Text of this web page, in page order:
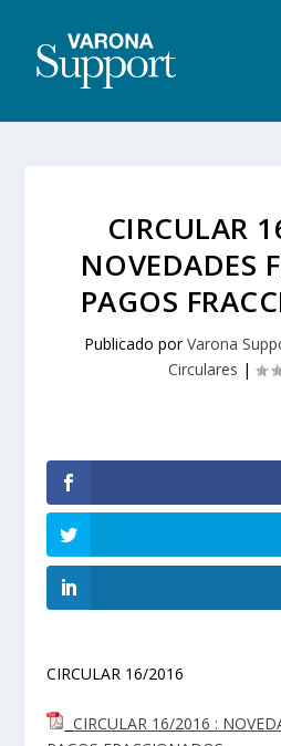
CIRCULAR
NOVEDADES
PAGOS
Publicado porVarona
Circulares |
CIRCULAR 16/2016
CIRCULAR 16/2016 :